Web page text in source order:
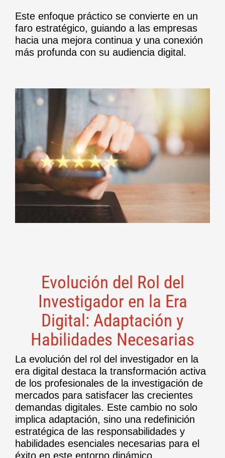
Este enfoque práctico se convierte en un
faro estratégico, guiando a las empresas
hacia una mejora continua y una conexión
más profunda con su audiencia digital.
Evolución del Rol del
Investigador en la Era
Digital: Adaptación y
Habilidades Necesarias
La evolución del rol del investigador en la
era digital destaca la transformación activa
de los profesionales de la investigación de
mercados para satisfacer las crecientes
demandas digitales. Este cambio no solo
implica adaptación, sino una redefinición
estratégica de las responsabilidades y
habilidades esenciales necesarias para el
éxito en este entorno dinámico.